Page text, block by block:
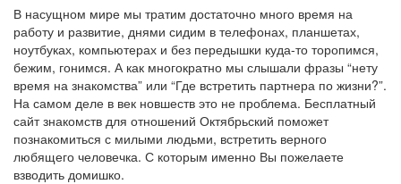
В насущном мире мы тратим достаточно много время на
работу и развитие, днями сидим в телефонах, планшетах,
ноутбуках, компьютерах и без передышки куда-то торопимся,
бежим, гонимся. А как многократно мы слышали фразы “нету
время на знакомства” или “Где встретить партнера по жизни?”.
На самом деле в век новшеств это не проблема. Бесплатный
сайт знакомств для отношений Октябрьский поможет
познакомиться с милыми людьми, встретить верного
любящего человечка. С которым именно Вы пожелаете
взводить домишко.